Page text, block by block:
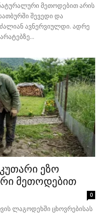
მეთოდებით არის
შევედი და
ავნერვიულდი. ადრე
ეზო
მეთოდებით
0
ლაგოდეხში ცხოვრებისას